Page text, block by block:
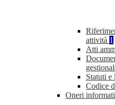
attività 1
Atti
Statuti e
Codice
Oneri